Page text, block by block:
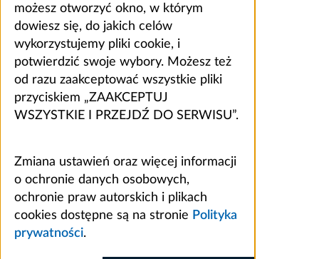
możesz otworzyć okno, w którym
dowiesz się, do jakich celów
wykorzystujemy pliki cookie, i
potwierdzić swoje wybory. Możesz też
od razu zaakceptować wszystkie pliki
przyciskiem „ZAAKCEPTUJ
WSZYSTKIE I PRZEJDŹ DO SERWISU”.
Zmiana ustawień oraz więcej informacji
o ochronie danych osobowych,
ochronie praw autorskich i plikach
cookies dostępne są na stronie Polityka
prywatności.